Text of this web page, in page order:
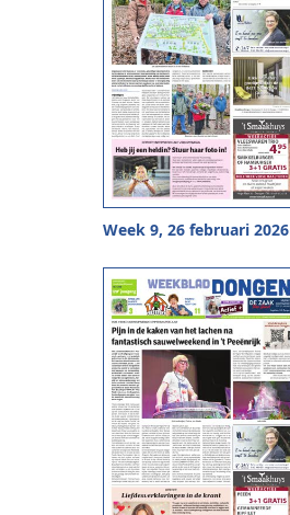
Week 9, 26 februari 2026